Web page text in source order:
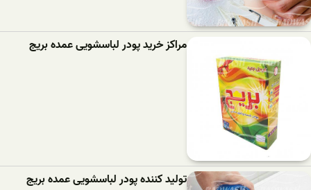
مراکز خرید پودر لباسشویی عمده بریج
تولید کننده پودر لباسشویی عمده بریج